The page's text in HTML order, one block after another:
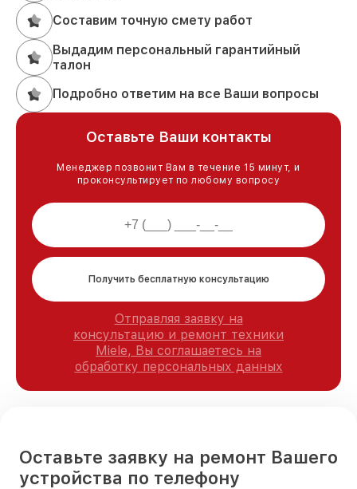
Составим точную смету работ
Выдадим персональный гарантийный
талон
Подробно ответим на все Ваши вопросы
Оставьте Ваши контакты
Менеджер позвонит Вам в течение 15 минут, и
проконсультирует по любому вопросу
Получить бесплатную консультацию
Отправляя заявку на
консультацию и ремонт техники
Miele, Вы соглашаетесь на
обработку персональных данных
Оставьте заявку на ремонт Вашего
устройства по телефону